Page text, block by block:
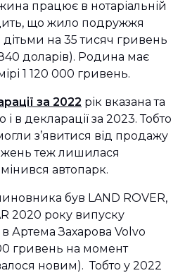
працює в нотаріальній
що жило подружжя
на 35 тисяч гривень
доларів). Родина має
1 120 000 гривень.
за 2022 рік вказана та
в декларації за 2023. Тобто
з’явитися від продажу
теж лишилася
автопарк.
був LAND ROVER,
2020 року випуску
в Артема Захарова Volvo
гривень на момент
новим). Тобто у 2022